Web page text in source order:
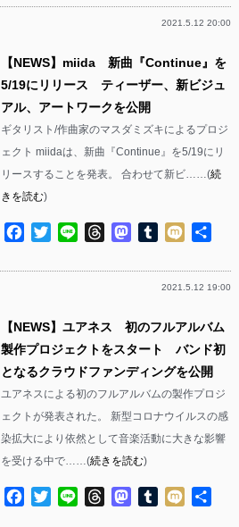
2021.5.12 20:00
【NEWS】miida 新曲『Continue』を
5/19にリリース ティーザー、新ビジュ
アル、アートワークを公開
ギタリスト/作曲家のマスダミズキによるプロジ
ェクト miidaは、新曲『Continue』を5/19にリ
リースすることを発表。 合わせて新ビ……(続
きを読む)
Facebook
TwitterLine ThreadsMastodon
Tumblr
Mixi
2021.5.12 19:00
【NEWS】ユアネス 初のフルアルバム
製作プロジェクトをスタート バンド初
となるクラウドファンディングを公開
ユアネスによる初のフルアルバムの製作プロジ
ェクトが発表された。 新型コロナウイルスの感
染拡大により依然として音楽活動に大きな影響
を受ける中で……(続きを読む)
Facebook
TwitterLine ThreadsMastodon
Tumblr
Mixi